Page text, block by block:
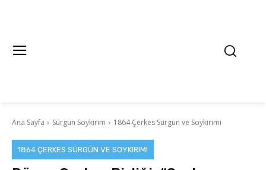
Ana Sayfa Sürgün Soykırım 1864 Çerkes Sürgün ve Soykırımı
1864 ÇERKES SÜRGÜN VE SOYKIRIMI